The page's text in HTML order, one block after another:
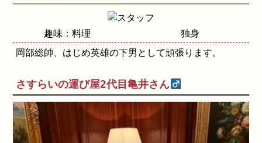
趣味：料理
独身
岡部総帥、はじめ英雄の下男として頑張ります。
さすらいの運び屋2代目亀井さん